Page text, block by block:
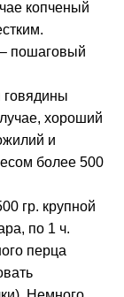
копченый
пошаговый
говядины
хороший
и
более 500
гр. крупной
по 1 ч.
перца